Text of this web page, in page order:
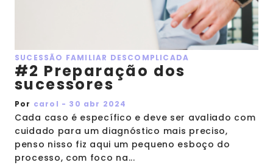
SUCESSÃO FAMILIAR DESCOMPLICADA
#2 Preparação dos
sucessores
Por carol - 30 abr 2024
Cada caso é específico e deve ser avaliado com
cuidado para um diagnóstico mais preciso,
penso nisso fiz aqui um pequeno esboço do
processo, com foco na...